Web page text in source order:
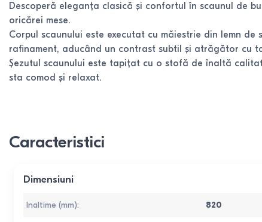
Descoperă eleganța clasică și confortul în scaunul de
oricărei mese.
Corpul scaunului este executat cu măiestrie din lemn
rafinament, aducând un contrast subtil și atrăgător cu
Șezutul scaunului este tapițat cu o stofă de înaltă
sta comod și relaxat.
Caracteristici
Dimensiuni
Inaltime (mm): 820